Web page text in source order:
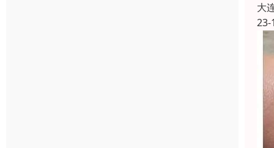
大
23-